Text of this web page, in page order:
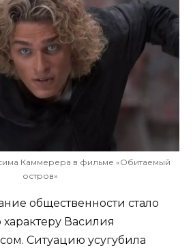
Каммерера в фильме «Обитаемый
остров»
общественности стало
Василия
Ситуацию усугубила